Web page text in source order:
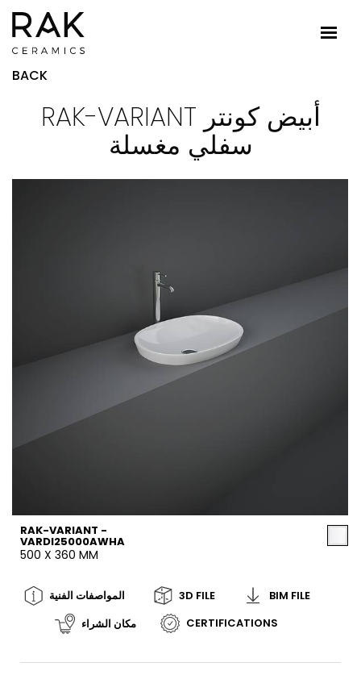
BACK
RAK-VARIANT أبيض كونتر
سفلي مغسلة
RAK-VARIANT -
VARDI25000AWHA
500 X 360 MM
المواصفات الفنية 3D FILE
BIM FILE
مكان الشراء
CERTIFICATIONS